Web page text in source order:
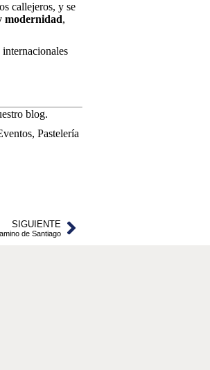
callejeros, y se
modernidad,
blog.
Pastelería
SIGUIENTE
de Santiago